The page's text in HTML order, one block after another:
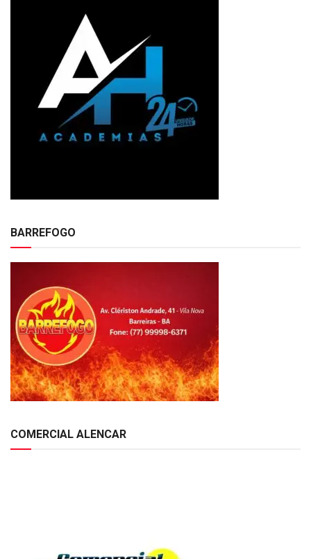
BARREFOGO
COMERCIAL ALENCAR